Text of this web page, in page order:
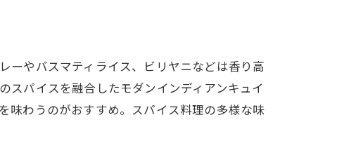
ーやバスマティライス、ビリヤニなどは香り高
スパイスを融合したモダンインディアンキュイ
味わうのがおすすめ。スパイス料理の多様な味